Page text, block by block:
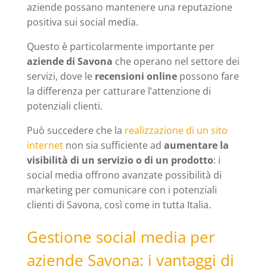
aziende possano mantenere una reputazione
positiva sui social media.
Questo è particolarmente importante per
aziende di Savona che operano nel settore dei
servizi, dove le recensioni onlinepossono fare
la differenza per catturare l’attenzione di
potenziali clienti.
Può succedere che la realizzazione di un sito
internetnon sia sufficiente ad aumentare la
visibilità di un servizio o di un prodotto: i
social media offrono avanzate possibilità di
marketing per comunicare con i potenziali
clienti di Savona, così come in tutta Italia.
Gestione social media per
aziende Savona: i vantaggi di